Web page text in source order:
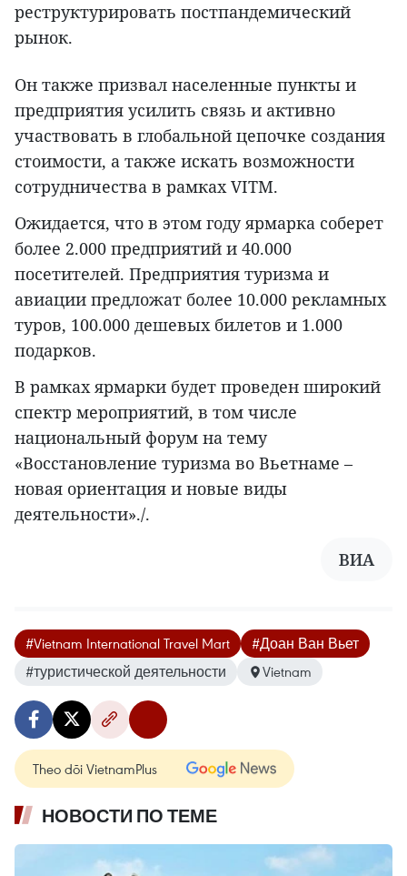
реструктурировать постпандемический
рынок.
Он также призвал населенные пункты и
предприятия усилить связь и активно
участвовать в глобальной цепочке создания
стоимости, а также искать возможности
сотрудничества в рамках VITM.
Ожидается, что в этом году ярмарка соберет
более 2.000 предприятий и 40.000
посетителей. Предприятия туризма и
авиации предложат более 10.000 рекламных
туров, 100.000 дешевых билетов и 1.000
подарков.
В рамках ярмарки будет проведен широкий
спектр мероприятий, в том числе
национальный форум на тему
«Восстановление туризма во Вьетнаме –
новая ориентация и новые виды
деятельности»./.
ВИА
#Vietnam International Travel Mart
#Доан Ван Вьет
#туристической деятельности
Vietnam
Theo dõi VietnamPlus
НОВОСТИ ПО ТЕМЕ